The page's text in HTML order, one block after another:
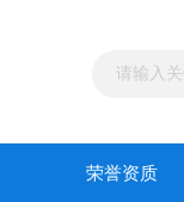
荣誉资质